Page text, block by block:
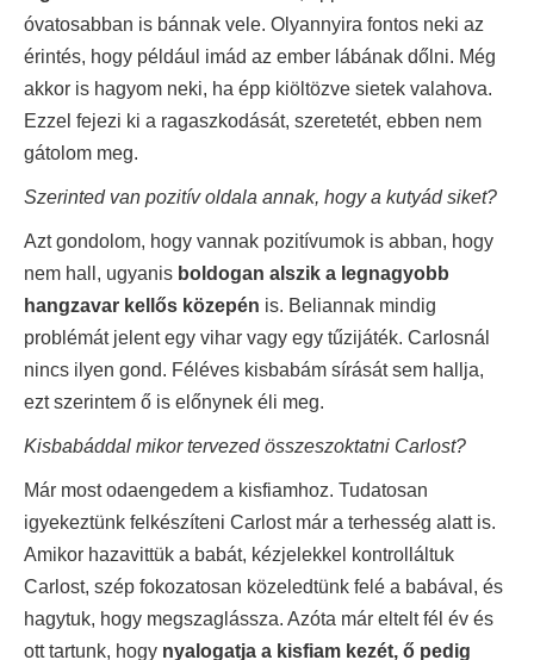
óvatosabban is bánnak vele. Olyannyira fontos neki az
érintés, hogy például imád az ember lábának dőlni. Még
akkor is hagyom neki, ha épp kiöltözve sietek valahova.
Ezzel fejezi ki a ragaszkodását, szeretetét, ebben nem
gátolom meg.
Szerinted van pozitív oldala annak, hogy a kutyád siket?
Azt gondolom, hogy vannak pozitívumok is abban, hogy
nem hall, ugyanis boldogan alszik a legnagyobb
hangzavar kellős közepén is. Beliannak mindig
problémát jelent egy vihar vagy egy tűzijáték. Carlosnál
nincs ilyen gond. Féléves kisbabám sírását sem hallja,
ezt szerintem ő is előnynek éli meg.
Kisbabáddal mikor tervezed összeszoktatni Carlost?
Már most odaengedem a kisfiamhoz. Tudatosan
igyekeztünk felkészíteni Carlost már a terhesség alatt is.
Amikor hazavittük a babát, kézjelekkel kontrolláltuk
Carlost, szép fokozatosan közeledtünk felé a babával, és
hagytuk, hogy megszaglássza. Azóta már eltelt fél év és
ott tartunk, hogy nyalogatja a kisfiam kezét, ő pedig